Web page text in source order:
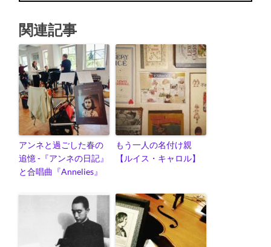
関連記事
アンネと過ごした春の
追憶 -『アンネの日記』
と合唱曲『Annelies』
もう一人の名付け親
【ルイス・キャロル】